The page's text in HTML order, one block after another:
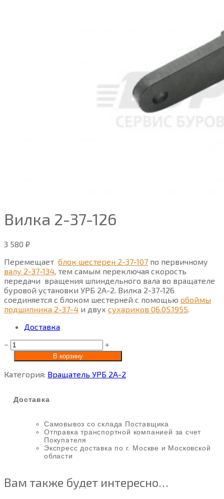
Вилка 2-37-126
3 580 ₽
Перемещает блок шестерен 2-37-107 по первичному
валу 2-37-134, тем самым переключая скорость
передачи вращения шпиндельного вала во вращателе
буровой установки УРБ 2А-2. Вилка 2-37-126
соединяется с блоком шестерней с помощью обоймы
подшипника 2-37-4 и двух сухариков 06.05.1955.
Доставка
−
+
В корзину
Категория: Вращатель УРБ 2А-2
Доставка
Самовывоз со склада Поставщика
Отправка транспортной компанией за счет
Покупателя
Экспресс доставка по г. Москве и Московской
области
Вам также будет интересно…